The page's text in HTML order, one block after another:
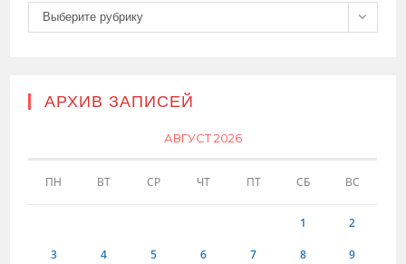
Рубрики
Выберите рубрику
АРХИВ ЗАПИСЕЙ
АВГУСТ 2026
ПН ВТ СР ЧТ ПТ СБ ВС
1 2
3 4 5 6 7 8 9